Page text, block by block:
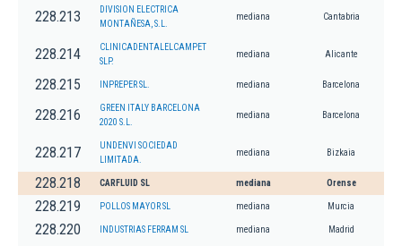
228.213
DIVISION ELECTRICA
MONTAÑESA, S.L.
mediana Cantabria
228.214
CLINICADENTALELCAMPET
SLP.
mediana Alicante
228.215 INPREPER SL. mediana Barcelona
228.216
GREEN ITALY BARCELONA
2020 S.L.
mediana Barcelona
228.217
UNDENVI SOCIEDAD
LIMITADA.
mediana Bizkaia
228.218 CARFLUID SL mediana Orense
228.219 POLLOS MAYOR SL mediana Murcia
228.220 INDUSTRIAS FERRAM SL mediana Madrid